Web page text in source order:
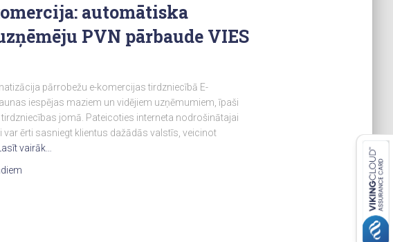
automātiska
PVN pārbaude VIES
pārrobežu e-komercijas tirdzniecībā E-
iespējas maziem un vidējiem uzņēmumiem, īpaši
jomā. Pateicoties interneta nodrošinātajai
ērti sasniegt klientus dažādās valstīs, veicinot
Lasīt vairāk…